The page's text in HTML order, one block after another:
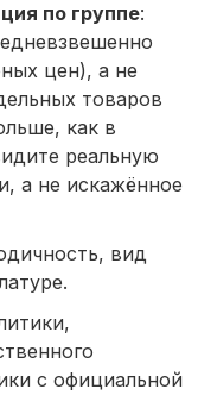
по группе:
цен), а не
товаров
как в
реальную
а не искажённое
вид
с официальной